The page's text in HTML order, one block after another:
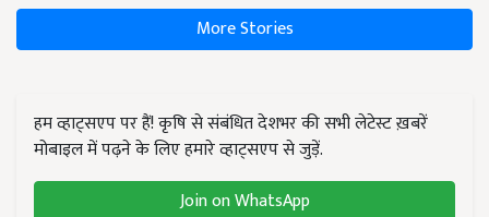
More Stories
हम व्हाट्सएप पर हैं! कृषि से संबंधित देशभर की सभी लेटेस्ट ख़बरें
मोबाइल में पढ़ने के लिए हमारे व्हाट्सएप से जुड़ें.
Join on WhatsApp